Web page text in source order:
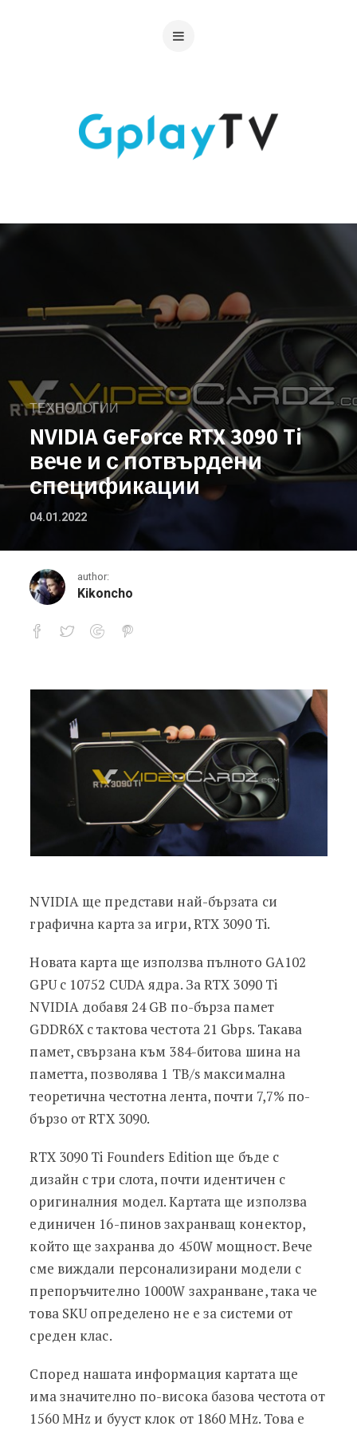
ТЕХНОЛОГИИ
NVIDIA GeForce RTX 3090 Ti
вече и с потвърдени
спецификации
04.01.2022
author:
Kikoncho
NVIDIA GeForce RTX 3090 Ti вече и
NVIDIA ще представи най-бързата си
графична карта за игри, RTX 3090 Ti.
Новата карта ще използва пълното GA102
GPU с 10752 CUDA ядра. За RTX 3090 Ti
NVIDIA добавя 24 GB по-бърза памет
GDDR6X с тактова честота 21 Gbps. Такава
памет, свързана към 384-битова шина на
паметта, позволява 1 TB/s максимална
теоретична честотна лента, почти 7,7% по-
бързо от RTX 3090.
RTX 3090 Ti Founders Edition ще бъде с
дизайн с три слота, почти идентичен с
оригиналния модел. Картата ще използва
единичен 16-пинов захранващ конектор,
който ще захранва до 450W мощност. Вече
сме виждали персонализирани модели с
препоръчително 1000W захранване, така че
това SKU определено не е за системи от
среден клас.
Според нашата информация картата ще
има значително по-висока базова честота от
1560 MHz и бууст клок от 1860 MHz. Това е